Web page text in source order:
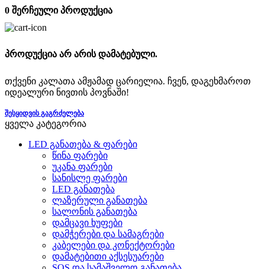
0 შერჩეული პროდუქცია
პროდუქცია არ არის დამატებული.
თქვენი კალათა ამჟამად ცარიელია. ჩვენ, დაგეხმაროთ
იდეალური ნივთის პოვნაში!
ᲨᲔᲡᲧᲘᲓᲕᲘᲡ ᲒᲐᲒᲠᲫᲔᲚᲔᲑᲐ
ყველა კატეგორია
LED განათება & ფარები
წინა ფარები
უკანა ფარები
სანისლე ფარები
LED განათება
ლაზერული განათება
სალონის განათება
დამცავი ხუფები
დამჭერები და სამაგრები
კაბელები და კონექტორები
დამატებითი აქსესუარები